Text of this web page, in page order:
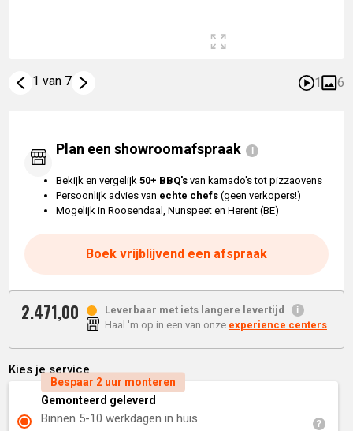
1 van 7 1 6
2.471,00
Leverbaar met iets langere levertijd
Haal 'm op in een van onze experience centers
Kies je service
Gemonteerd geleverd
Binnen 5-10 werkdagen in huis
Bespaar 2 uur monteren
Plan een showroomafspraak
Bekijk en vergelijk50+ BBQ's van kamado's tot pizzaovens
Persoonlijk advies van echte chefs (geen verkopers!)
Mogelijk in Roosendaal, Nunspeet en Herent (BE)
Boek vrijblijvend een afspraak